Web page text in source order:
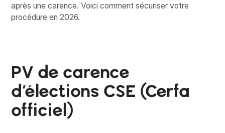
après une carence. Voici comment sécuriser votre
procédure en 2026.
PV de carence
d’élections CSE (Cerfa
officiel)